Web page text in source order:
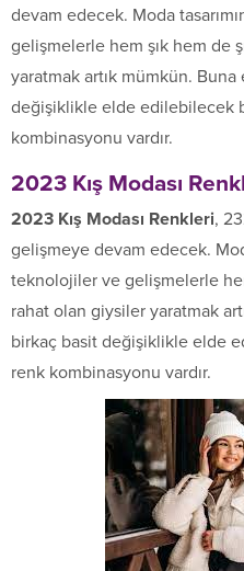
devam edecek. Moda
gelişmelerle hem şık hem de
yaratmak artık mümkün.
değişiklikle elde edilebilecek
kombinasyonu vardır.
2023 Kış Modası
2023 Kış Modası Renkleri,
gelişmeye devam edecek.
teknolojiler ve gelişmelerle
rahat olan giysiler yaratmak
birkaç basit değişiklikle elde
renk kombinasyonu vardır.